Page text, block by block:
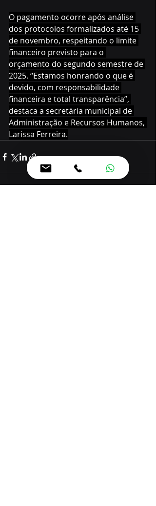
O pagamento ocorre após análise
dos protocolos formalizados até 15
de novembro, respeitando o limite
financeiro previsto para o
orçamento do segundo semestre de
2025. “Estamos honrando o que é
devido, com responsabilidade
financeira e total transparência”,
destaca a secretária municipal de
Administração e Recursos Humanos,
Larissa Ferreira.